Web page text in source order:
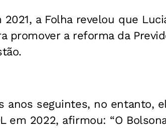
2021, a Folha revelou que
promover a reforma da
anos seguintes, no entanto,
em 2022, afirmou: “O